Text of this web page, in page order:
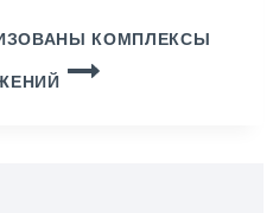
КОМПЛЕКСЫ